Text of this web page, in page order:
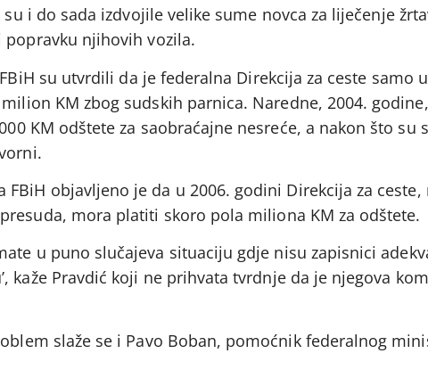
i do sada izdvojile velike sume novca za liječenje
popravku njihovih vozila.
su utvrdili da je federalna Direkcija za ceste samo
KM zbog sudskih parnica. Naredne, 2004.
KM odštete za saobraćajne nesreće, a nakon što su
FBiH objavljeno je da u 2006. godini Direkcija za ceste,
mora platiti skoro pola miliona KM za odštete.
u puno slučajeva situaciju gdje nisu zapisnici
kaže Pravdić koji ne prihvata tvrdnje da je njegova
slaže se i Pavo Boban, pomoćnik federalnog